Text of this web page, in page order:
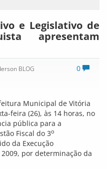
e Legislativo de
apresentam
0
BLOG
Municipal de Vitória
feira (26), às 14 horas, no
pública para a
Fiscal do 3o
da Execução
por determinação da